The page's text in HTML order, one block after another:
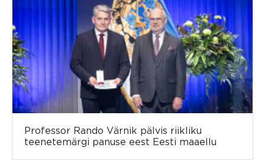
Professor Rando Värnik pälvis riikliku
teenetemärgi panuse eest Eesti maaellu